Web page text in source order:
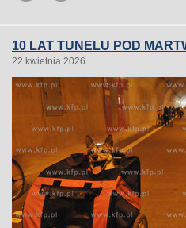
10 LAT TUNELU POD
22 kwietnia 2026